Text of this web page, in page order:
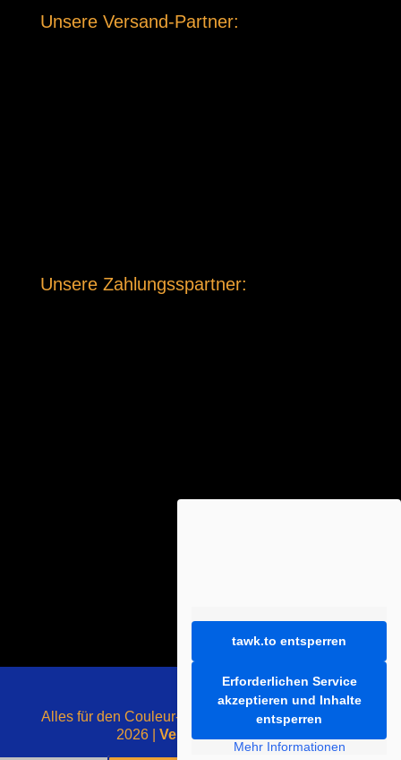
Unsere Versand-Partner:
Unsere Zahlungsspartner:
Alles für den Couleur-Liebhaber - mit ❤️ gemacht -
2026 | Vertrag widerrufen
tawk.to entsperren
Erforderlichen Service
akzeptieren und Inhalte
entsperren
Mehr Informationen